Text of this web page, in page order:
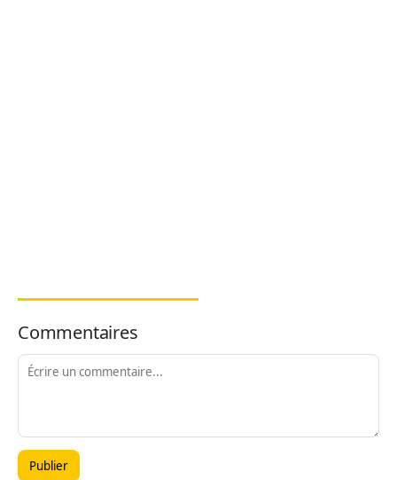
Commentaires
Publier